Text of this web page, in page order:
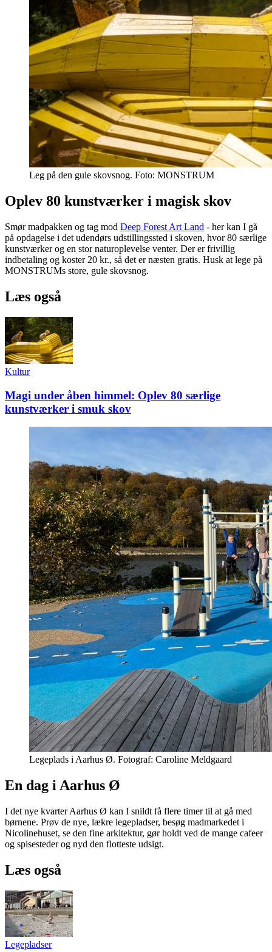
Leg på den gule skovsnog. Foto: MONSTRUM
Oplev 80 kunstværker i magisk skov
Smør madpakken og tag mod Deep Forest Art Land - her kan I gå
på opdagelse i det udendørs udstillingssted i skoven, hvor 80 særlige
kunstværker og en stor naturoplevelse venter. Der er frivillig
indbetaling og koster 20 kr., så det er næsten gratis. Husk at lege på
MONSTRUMs store, gule skovsnog.
Læs også
Kultur
Magi under åben himmel: Oplev 80 særlige
kunstværker i smuk skov
Legeplads i Aarhus Ø. Fotograf: Caroline Meldgaard
En dag i Aarhus Ø
I det nye kvarter Aarhus Ø kan I snildt få flere timer til at gå med
børnene. Prøv de nye, lækre legepladser, besøg madmarkedet i
Nicolinehuset, se den fine arkitektur, gør holdt ved de mange cafeer
og spisesteder og nyd den flotteste udsigt.
Læs også
Legepladser